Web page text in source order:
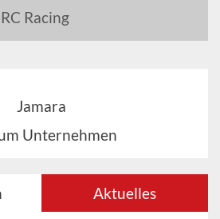
Racing
Jamara
Unternehmen
Aktuelles